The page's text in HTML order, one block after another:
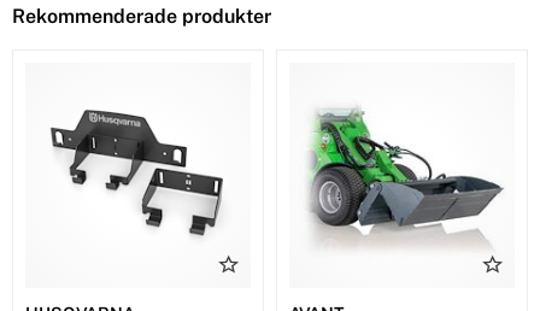
Rekommenderade produkter